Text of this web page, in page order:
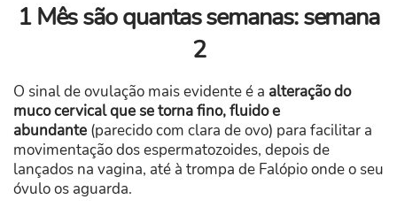
1 Mês são quantas semanas: semana
2
O sinal de ovulação mais evidente é a alteração do
muco cervical que se torna fino, fluido e
abundante (parecido com clara de ovo) para facilitar a
movimentação dos espermatozoides, depois de
lançados na vagina, até à trompa de Falópio onde o seu
óvulo os aguarda.